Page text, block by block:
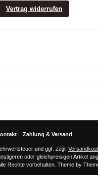
Vertrag widerrufen
Zahlung & Versand
und ggf. zzgl.
oder gleichpreisigen Artikel
Rechte vorbehalten. Theme by